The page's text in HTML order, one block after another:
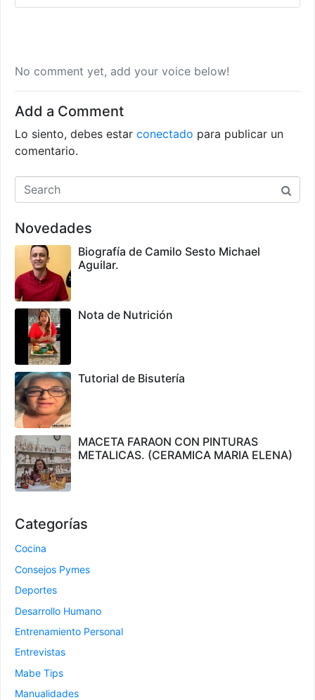
No comment yet, add your voice below!
Add a Comment
Lo siento, debes estar conectado para publicar un
comentario.
Novedades
Biografía de Camilo Sesto Michael
Aguilar.
Nota de Nutrición
Tutorial de Bisutería
MACETA FARAON CON PINTURAS
METALICAS. (CERAMICA MARIA ELENA)
Categorías
Cocina
Consejos Pymes
Deportes
Desarrollo Humano
Entrenamiento Personal
Entrevistas
Mabe Tips
Manualidades